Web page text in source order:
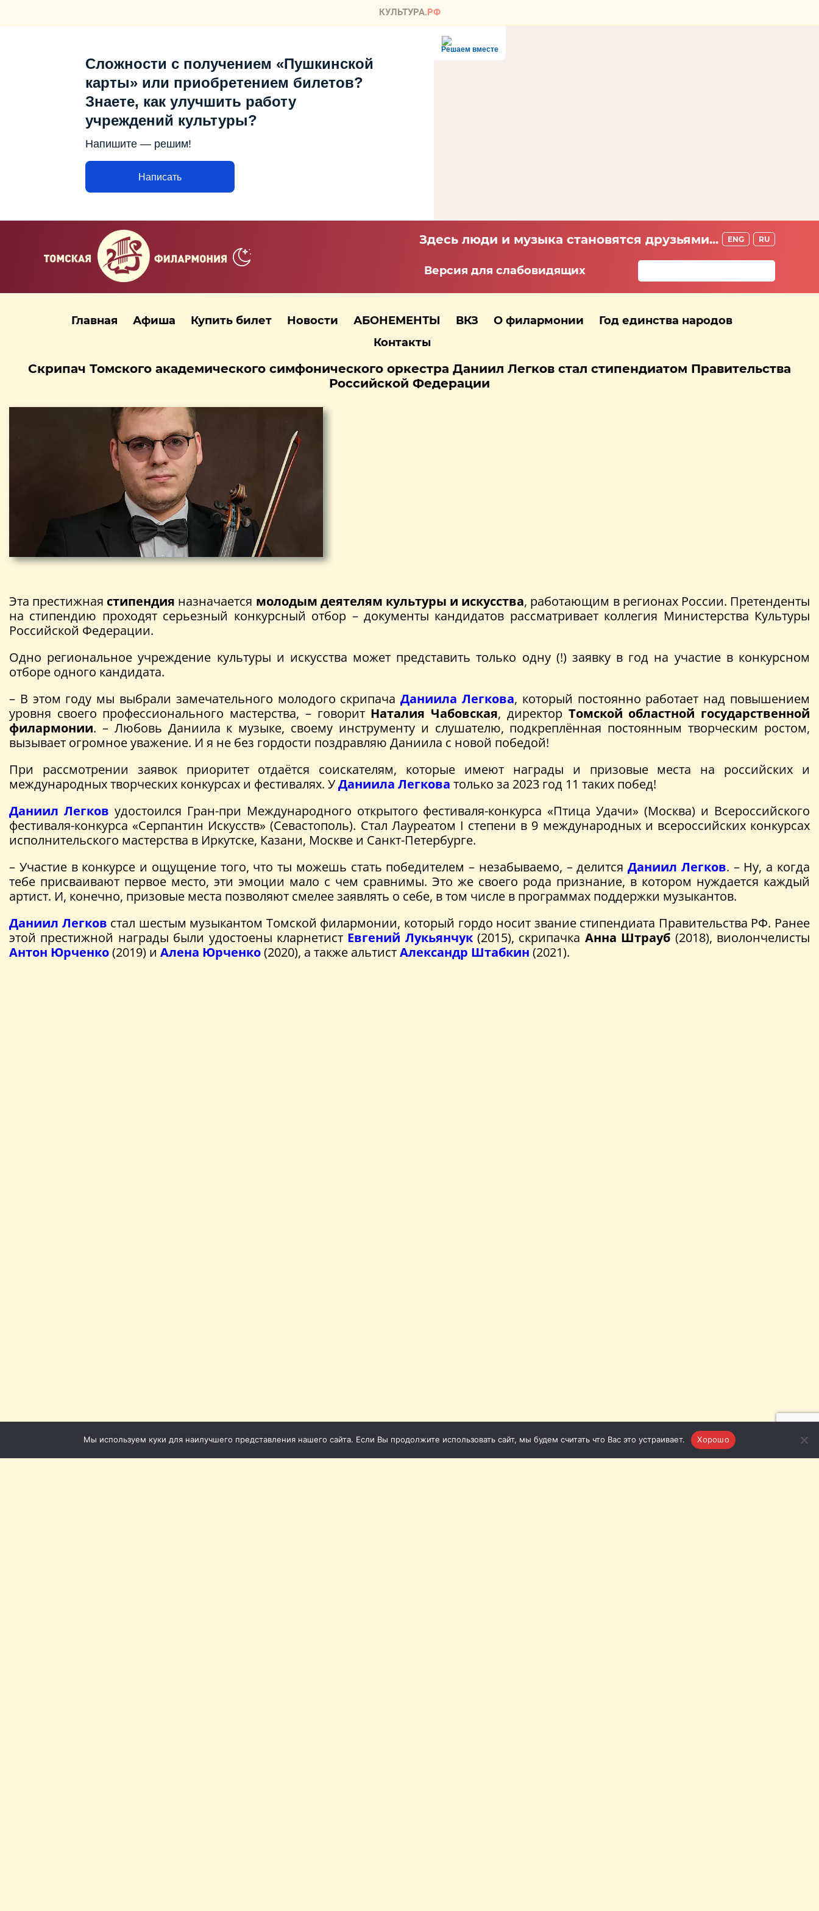
Решаем вместе
Сложности с получением «Пушкинской
карты» или приобретением билетов?
Знаете, как улучшить работу
учреждений культуры?
Напишите — решим!
Написать
Здесь люди и музыка становятся друзьями... ENG RU
Версия для слабовидящих
Главная Афиша Купить билет Новости АБОНЕМЕНТЫ ВКЗ О филармонии
Год единства народов
Контакты
Скрипач Томского академического симфонического оркестра Даниил Легков стал стипендиатом Правительства
Российской Федерации
Эта престижная стипендия назначается молодым деятелям культуры и искусства, работающим в регионах России. Претенденты
на стипендию проходят серьезный конкурсный отбор – документы кандидатов рассматривает коллегия Министерства Культуры
Российской Федерации.
Одно региональное учреждение культуры и искусства может представить только одну (!) заявку в год на участие в конкурсном
отборе одного кандидата.
– В этом году мы выбрали замечательного молодого скрипачаДаниила Легкова, который постоянно работает над повышением
уровня своего профессионального мастерства, – говорит Наталия Чабовская, директор Томской областной государственной
филармонии. – Любовь Даниила к музыке, своему инструменту и слушателю, подкреплённая постоянным творческим ростом,
вызывает огромное уважение. И я не без гордости поздравляю Даниила с новой победой!
При рассмотрении заявок приоритет отдаётся соискателям, которые имеют награды и призовые места на российских и
международных творческих конкурсах и фестивалях. УДаниила Легкова только за 2023 год 11 таких побед!
Даниил Легков удостоился Гран-при Международного открытого фестиваля-конкурса «Птица Удачи» (Москва) и Всероссийского
фестиваля-конкурса «Серпантин Искусств» (Севастополь). Стал Лауреатом I степени в 9 международных и всероссийских конкурсах
исполнительского мастерства в Иркутске, Казани, Москве и Санкт-Петербурге.
– Участие в конкурсе и ощущение того, что ты можешь стать победителем – незабываемо, – делитсяДаниил Легков. – Ну, а когда
тебе присваивают первое место, эти эмоции мало с чем сравнимы. Это же своего рода признание, в котором нуждается каждый
артист. И, конечно, призовые места позволяют смелее заявлять о себе, в том числе в программах поддержки музыкантов.
Даниил Легков стал шестым музыкантом Томской филармонии, который гордо носит звание стипендиата Правительства РФ. Ранее
этой престижной награды были удостоены кларнетист Евгений Лукьянчук(2015), скрипачка Анна Штрауб (2018), виолончелисты
Антон Юрченко(2019) и Алена Юрченко(2020), а также альтистАлександр Штабкин (2021).
Мы используем куки для наилучшего представления нашего сайта. Если Вы продолжите использовать сайт, мы будем считать что Вас это устраивает. Хорошо